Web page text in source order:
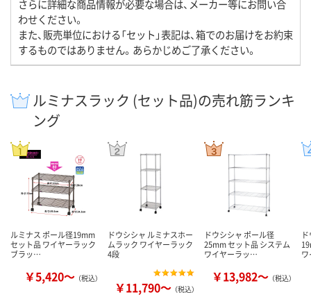
さらに詳細な商品情報が必要な場合は、メーカー等にお問い合
わせください。
また、販売単位における「セット」表記は、箱でのお届けをお約束
するものではありません。あらかじめご了承ください。
ルミナスラック (セット品)の売れ筋ランキ
ング
ルミナス ポール径19mm
セット品 ワイヤーラック
ブラッ…
￥5,420～ （税込）
ドウシシャ ルミナスホー
ムラック ワイヤーラック
4段
￥11,790～ （税込）
ドウシシャ ポール径
25mm セット品 システム
ワイヤーラッ…
￥13,982～ （税込）